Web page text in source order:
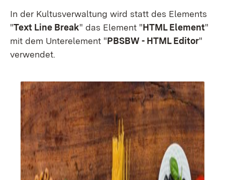
In der Kultusverwaltung wird statt des Elements
"Text Line Break" das Element "HTML Element"
mit dem Unterelement "PBSBW - HTML Editor"
verwendet.